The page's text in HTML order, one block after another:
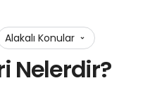
Alakalı Konular
Nelerdir?